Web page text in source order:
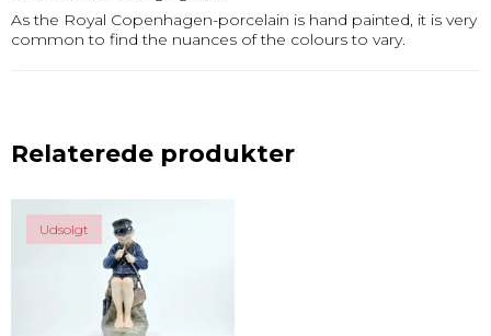
As the Royal Copenhagen-porcelain is hand painted, it is very
common to find the nuances of the colours to vary.
Relaterede produkter
Udsolgt